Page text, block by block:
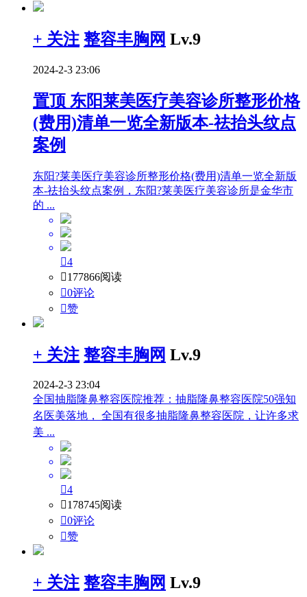
+ 关注 整容丰胸网 Lv.9
2024-2-3 23:06
置顶 东阳莱美医疗美容诊所整形价格
(费用)清单一览全新版本-祛抬头纹点
案例
东阳?莱美医疗美容诊所整形价格(费用)清单一览全新版
本-祛抬头纹点案例，东阳?莱美医疗美容诊所是金华市
的 ...
4
177866阅读
0评论
赞
+ 关注 整容丰胸网 Lv.9
2024-2-3 23:04
全国抽脂隆鼻整容医院推荐：抽脂隆鼻整容医院50强知
名医美落地， 全国有很多抽脂隆鼻整容医院，让许多求
美 ...
4
178745阅读
0评论
赞
+ 关注 整容丰胸网 Lv.9